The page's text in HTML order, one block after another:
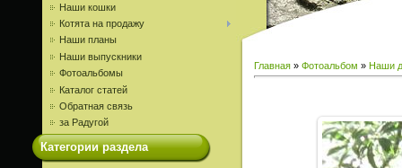
Наши кошки
Котята на продажу
Наши планы
Наши выпускники
Фотоальбомы
Каталог статей
Обратная связь
за Радугой
Категории раздела
Главная » Фотоальбом » Наши